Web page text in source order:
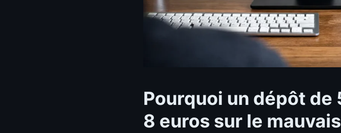
Pourquoi un dépôt
8 euros sur le